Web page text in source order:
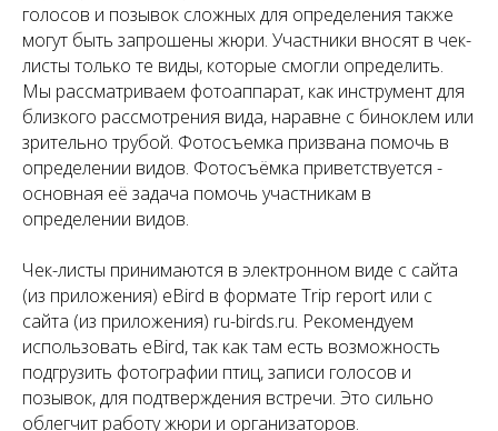
голосов и позывок сложных для определения также
могут быть запрошены жюри. Участники вносят в чек-
листы только те виды, которые смогли определить.
Мы рассматриваем фотоаппарат, как инструмент для
близкого рассмотрения вида, наравне с биноклем или
зрительно трубой. Фотосъемка призвана помочь в
определении видов. Фотосъёмка приветствуется -
основная её задача помочь участникам в
определении видов.
Чек-листы принимаются в электронном виде с сайта
(из приложения) eBird в формате Trip report или с
сайта (из приложения) ru-birds.ru. Рекомендуем
использовать eBird, так как там есть возможность
подгрузить фотографии птиц, записи голосов и
позывок, для подтверждения встречи. Это сильно
облегчит работу жюри и организаторов.